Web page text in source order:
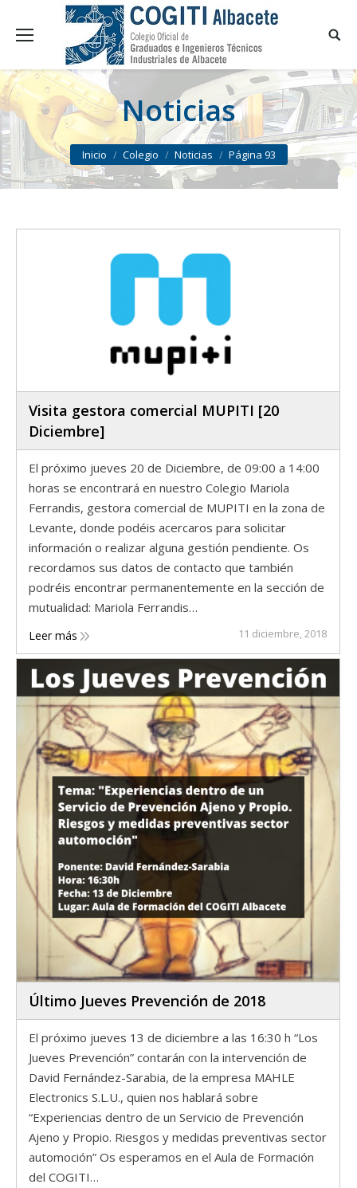
Noticias
You are here:
Inicio Colegio Noticias Página 93
Visita gestora comercial MUPITI [20
Diciembre]
El próximo jueves 20 de Diciembre, de 09:00 a 14:00
horas se encontrará en nuestro Colegio Mariola
Ferrandis, gestora comercial de MUPITI en la zona de
Levante, donde podéis acercaros para solicitar
información o realizar alguna gestión pendiente. Os
recordamos sus datos de contacto que también
podréis encontrar permanentemente en la sección de
mutualidad: Mariola Ferrandis…
Leer más 11 diciembre, 2018
Último Jueves Prevención de 2018
El próximo jueves 13 de diciembre a las 16:30 h “Los
Jueves Prevención” contarán con la intervención de
David Fernández-Sarabia, de la empresa MAHLE
Electronics S.L.U., quien nos hablará sobre
“Experiencias dentro de un Servicio de Prevención
Ajeno y Propio. Riesgos y medidas preventivas sector
automoción” Os esperamos en el Aula de Formación
del COGITI…